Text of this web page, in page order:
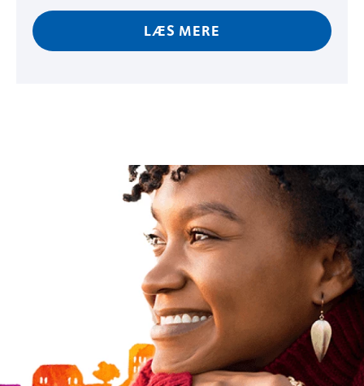
LÆS MERE